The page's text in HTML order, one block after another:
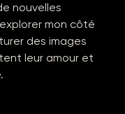
nouvelles
mon côté
des images
leur amour et